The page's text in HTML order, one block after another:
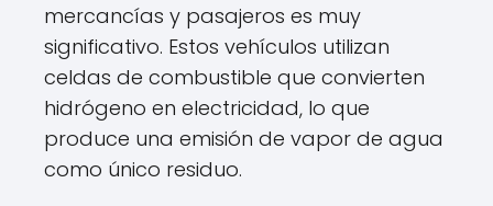
mercancías y pasajeros es muy
significativo. Estos vehículos utilizan
celdas de combustible que convierten
hidrógeno en electricidad, lo que
produce una emisión de vapor de agua
como único residuo.